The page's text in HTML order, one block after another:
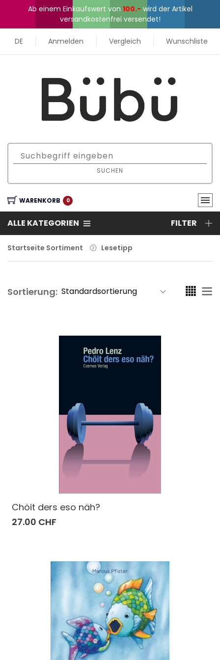
Ab einem Einkaufswert von 100.- wird der Artikel
versandkostenfrei versendet!
DE Anmelden Vergleich Wunschliste
SUCHEN
WARENKORB 0
ALLE KATEGORIEN FILTER
Startseite Sortiment Lesetipp
Sortierung:
Chöit ders eso näh?
27.00 CHF